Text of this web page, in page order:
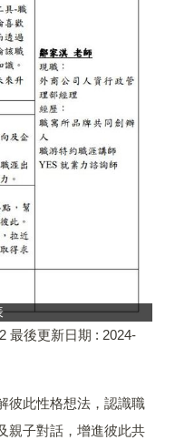
最後更新日期 : 2024-
彼此性格想法，認識職
親子對話，增進彼此共